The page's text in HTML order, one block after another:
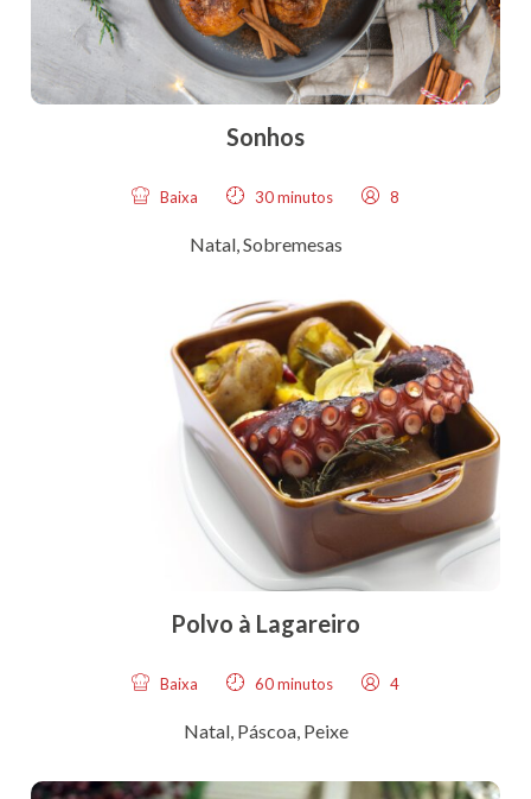
Sonhos
Baixa 30 minutos 8
Natal, Sobremesas
Polvo à Lagareiro
Baixa 60 minutos 4
Natal, Páscoa, Peixe